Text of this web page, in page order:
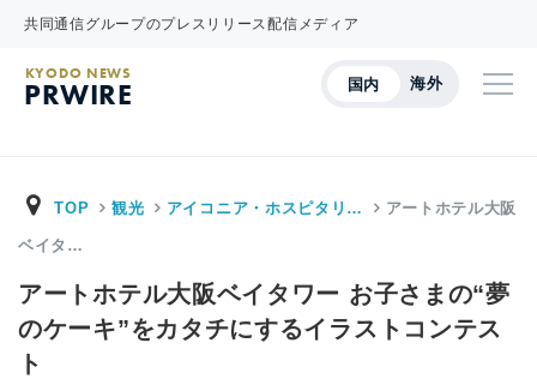
共同通信グループのプレスリリース配信メディア
国内 海外
KYODO NEWS
PRWIRE
TOP 観光 アイコニア・ホスピタリ… アートホテル大阪
ベイタ…
アートホテル大阪ベイタワー お子さまの“夢
のケーキ”をカタチにするイラストコンテス
ト